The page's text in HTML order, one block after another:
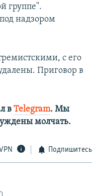
группе".
надзором
с его
Приговор в
в Telegram. Мы
молчать.​
Подпишитесь